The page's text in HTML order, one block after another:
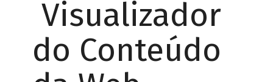
Visualizador
do Conteúdo